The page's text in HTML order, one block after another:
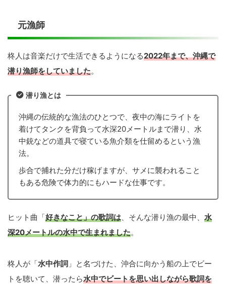
元漁師
柊人は音楽だけで生活できるようになる2022年まで、沖縄で
潜り漁師をしていました。
潜り漁とは
沖縄の伝統的な漁法のひとつで、夜中の海にライトを
着けてタンクを背負って水深20メートルまで潜り、水
中銃などの道具で寝ている魚介類を仕留めるという漁
法。
歩合で捕れた分だけ稼げますが、サメに襲われること
もある危険で体力的にもハードな仕事です。
ヒット曲「好きなこと」の歌詞は 、そんな潜り漁の最中、 水
深20メートルの水中で生まれました。
柊人が「水中作詞 」と名づけた、沖合に向かう船の上でビー
トを聴いて、潜ったら水中でビートを思い出しながら歌詞を